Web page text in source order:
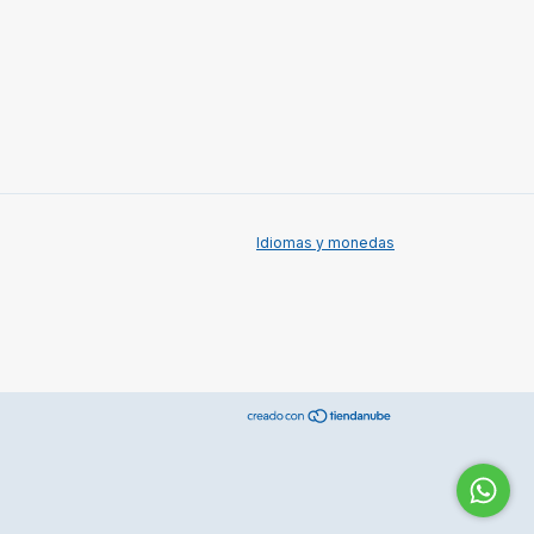
Idiomas y monedas